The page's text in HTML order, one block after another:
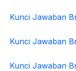
Kunci Jawaban
Kunci Jawaban
Kunci Jawaban